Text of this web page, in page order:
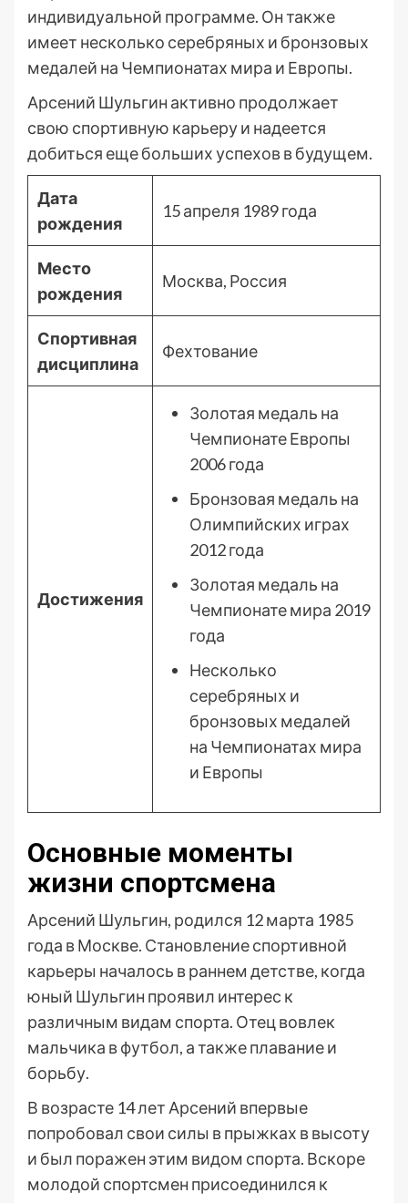
индивидуальной программе. Он также
имеет несколько серебряных и бронзовых
медалей на Чемпионатах мира и Европы.
Арсений Шульгин активно продолжает
свою спортивную карьеру и надеется
добиться еще больших успехов в будущем.
Дата
рождения
15 апреля 1989 года
Место
рождения
Москва, Россия
Спортивная
дисциплина
Фехтование
Достижения
Золотая медаль на
Чемпионате Европы
2006 года
Бронзовая медаль на
Олимпийских играх
2012 года
Золотая медаль на
Чемпионате мира 2019
года
Несколько
серебряных и
бронзовых медалей
на Чемпионатах мира
и Европы
Основные моменты
жизни спортсмена
Арсений Шульгин, родился 12 марта 1985
года в Москве. Становление спортивной
карьеры началось в раннем детстве, когда
юный Шульгин проявил интерес к
различным видам спорта. Отец вовлек
мальчика в футбол, а также плавание и
борьбу.
В возрасте 14 лет Арсений впервые
попробовал свои силы в прыжках в высоту
и был поражен этим видом спорта. Вскоре
молодой спортсмен присоединился к